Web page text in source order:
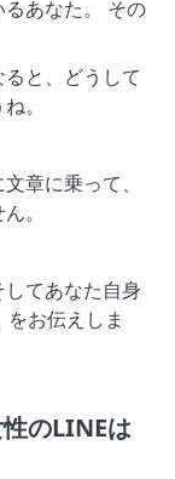
あなた。 その
と、どうして
。
章に乗って、
。
てあなた自身
お伝えしま
のLINEは